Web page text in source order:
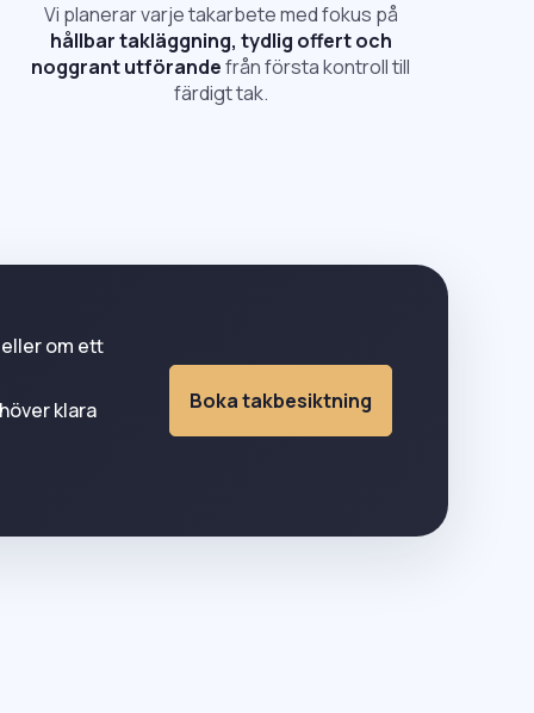
Vi planerar varje takarbete med fokus på
hållbar takläggning, tydlig offert och
noggrant utförandefrån första kontroll till
färdigt tak.
om ett
klara Boka takbesiktning